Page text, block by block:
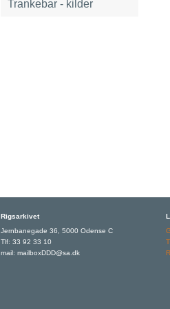
Trankebar - kilder
Rigsarkivet
Jernbanegade 36, 5000 Odense C
Tlf: 33 92 33 10
mail: mailboxDDD@sa.dk